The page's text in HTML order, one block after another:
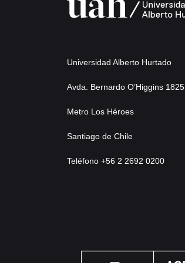
Universidad Alberto Hurtado
Avda. Bernardo O’Higgins 1825
Metro Los Héroes
Santiago de Chile
Teléfono +56 2 2692 0200